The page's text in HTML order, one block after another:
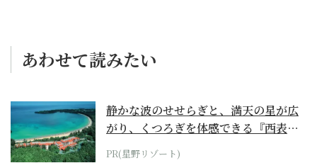
あわせて読みたい
静かな波のせせらぎと、満天の星が広
がり、くつろぎを体感できる『西表島
ホテル by...
PR(星野リゾート)